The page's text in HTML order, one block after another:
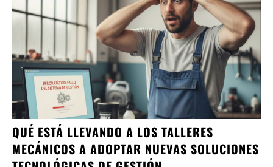
QUÉ ESTÁ LLEVANDO A LOS TALLERES
MECÁNICOS A ADOPTAR NUEVAS SOLUCIONES